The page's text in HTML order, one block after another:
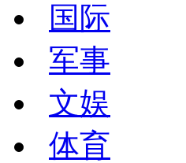
国际
军事
文娱
体育